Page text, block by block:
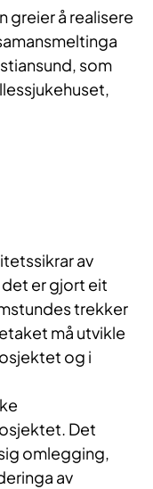
greier å realisere
som
av
er gjort eit
trekker
må utvikle
og i
Det
omlegging,
av